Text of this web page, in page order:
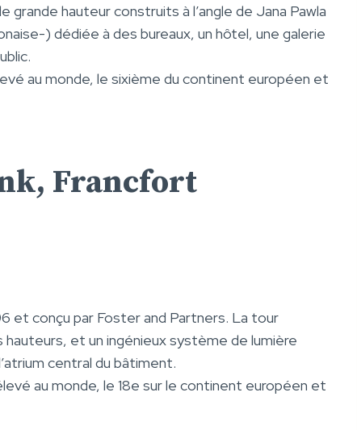
hauteur construits à l’angle de Jana Pawla
) dédiée à des bureaux, un hôtel, une galerie
au monde, le sixième du continent européen et
Francfort
et conçu par Foster and Partners. La tour
et un ingénieux système de lumière
central du bâtiment.
au monde, le 18e sur le continent européen et